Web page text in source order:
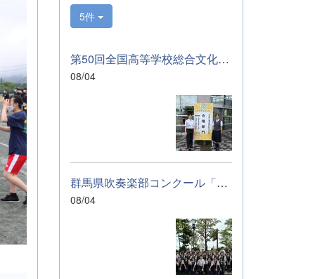
サンブルのコンテ
ストに向けて始動
き、応援をよろし
くお願いいたしま
す。 &nbsp; &nbsp;
5件
第50回全国高等学校総合文化祭「音楽部」のご報告
08/04
群馬県吹奏楽部コンクール「銀賞」受賞しました
08/04